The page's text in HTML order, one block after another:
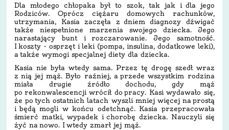
Dla młodego chłopaka był to szok, tak jak i dla jego
Rodziców. Oprócz ciężaru domowych rachunków,
utrzymania, Kasia zaczęła z dniem diagnozy dźwigać
także niespełnione marzenia swojego dziecka. Jego
narastający bunt i rozczarowanie. Jego samotność.
I koszty - osprzęt i leki (pompa, insulina, dodatkowe leki),
a także wymogi specjalnej diety dla dziecka.
Kasia nie była wtedy sama. Przez tę drogę szedł wraz
z nią jej mąż. Było raźniej, a przede wszystkim rodzina
miała drugie źródło dochodu, gdy mąż
po rekonwalescencji wrócił do pracy. Kasi wydawało się,
że po tych ostatnich latach wyszli mniej więcej na prostą
i będą mogli w końcu odetchnąć. Kasia przepracowała
śmierć matki, wypadek i chorobę dziecka. Nauczyli się
żyć na nowo. I wtedy zmarł jej mąż.